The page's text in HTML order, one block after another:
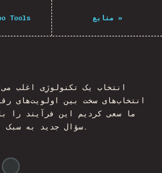
Tools منابع»
انتخاب یک تکنولوژِی اغلب
انتخاب‌های سخت بین اولویت‌های
ما سعی کردیم این فرآیند را
سؤال جدید به سبک براکت به تصویر بکشیم.
of JS 2021